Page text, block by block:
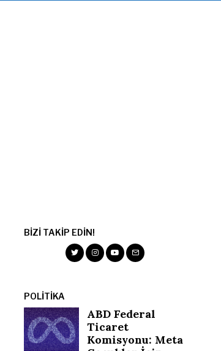
BIZI TAKIP EDIN!
POLITIKA
ABD Federal
Ticaret
Komisyonu: Meta